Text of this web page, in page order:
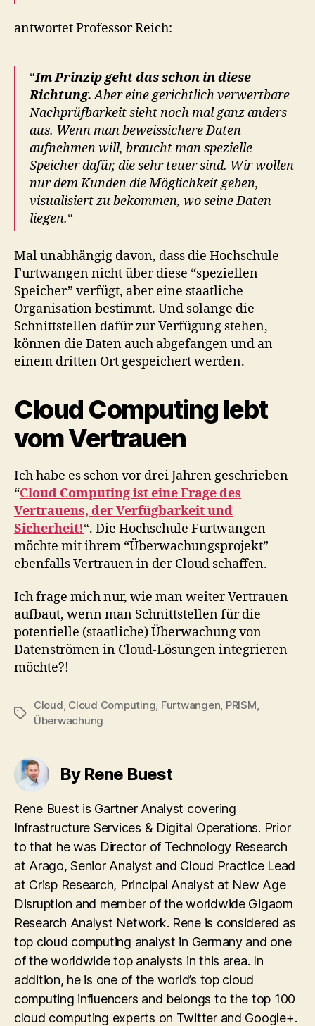
antwortet Professor Reich:
“Im Prinzip geht das schon in diese
Richtung.Aber eine gerichtlich verwertbare
Nachprüfbarkeit sieht noch mal ganz anders
aus. Wenn man beweissichere Daten
aufnehmen will, braucht man spezielle
Speicher dafür, die sehr teuer sind. Wir wollen
nur dem Kunden die Möglichkeit geben,
visualisiert zu bekommen, wo seine Daten
liegen.“
Mal unabhängig davon, dass die Hochschule
Furtwangen nicht über diese “speziellen
Speicher” verfügt, aber eine staatliche
Organisation bestimmt. Und solange die
Schnittstellen dafür zur Verfügung stehen,
können die Daten auch abgefangen und an
einem dritten Ort gespeichert werden.
Cloud Computing lebt
vom Vertrauen
Ich habe es schon vor drei Jahren geschrieben
“Cloud Computing ist eine Frage des
Vertrauens, der Verfügbarkeit und
Sicherheit!“. Die Hochschule Furtwangen
möchte mit ihrem “Überwachungsprojekt”
ebenfalls Vertrauen in der Cloud schaffen.
Ich frage mich nur, wie man weiter Vertrauen
aufbaut, wenn man Schnittstellen für die
potentielle (staatliche) Überwachung von
Datenströmen in Cloud-Lösungen integrieren
möchte?!
Tags
Cloud, Cloud Computing, Furtwangen, PRISM,
Überwachung
By Rene Buest
Rene Buest is Gartner Analyst covering
Infrastructure Services & Digital Operations. Prior
to that he was Director of Technology Research
at Arago, Senior Analyst and Cloud Practice Lead
at Crisp Research, Principal Analyst at New Age
Disruption and member of the worldwide Gigaom
Research Analyst Network. Rene is considered as
top cloud computing analyst in Germany and one
of the worldwide top analysts in this area. In
addition, he is one of the world’s top cloud
computing influencers and belongs to the top 100
cloud computing experts on Twitter and Google+.